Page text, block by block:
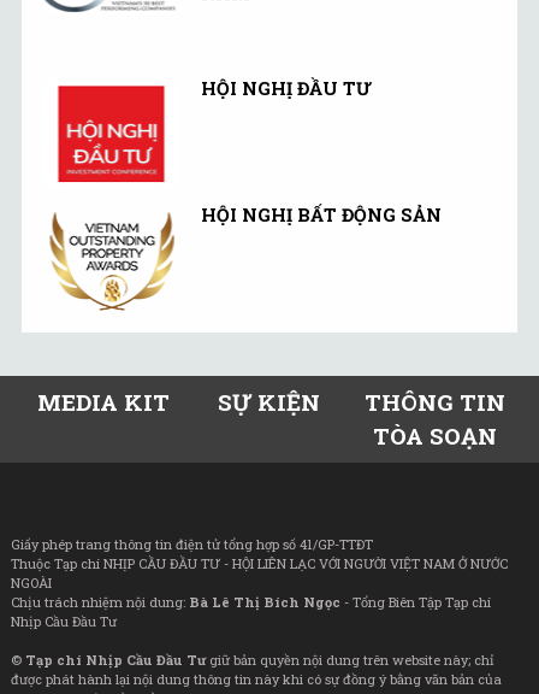
HỘI NGHỊ ĐẦU TƯ
HỘI NGHỊ BẤT ĐỘNG SẢN
MEDIA KIT SỰ KIỆN
THÔNG TIN
TÒA SOẠN
Giấy phép trang thông tin điện tử tổng hợp số 41/GP-TTĐT
Thuộc Tạp chí NHỊP CẦU ĐẦU TƯ - HỘI LIÊN LẠC VỚI NGƯỜI VIỆT NAM Ở NƯỚC
NGOÀI
Chịu trách nhiệm nội dung: Bà Lê Thị Bích Ngọc - Tổng Biên Tập Tạp chí
Nhịp Cầu Đầu Tư
© Tạp chí Nhịp Cầu Đầu Tưgiữ bản quyền nội dung trên website này; chỉ
được phát hành lại nội dung thông tin này khi có sự đồng ý bằng văn bản của